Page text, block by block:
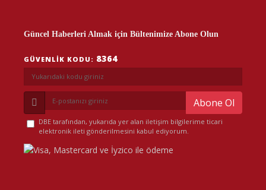
Güncel Haberleri Almak için Bültenimize Abone Olun
GÜVENLIK KODU: 8364
Abone Ol
DBE tarafından, yukarıda yer alan iletişim bilgilerime ticari
elektronik ileti gönderilmesini kabul ediyorum.